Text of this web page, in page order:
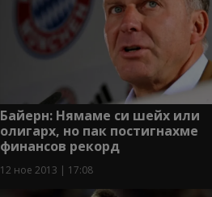
Байерн: Нямаме си шейх или
олигарх, но пак постигнахме
финансов рекорд
12 ное 2013 | 17:08